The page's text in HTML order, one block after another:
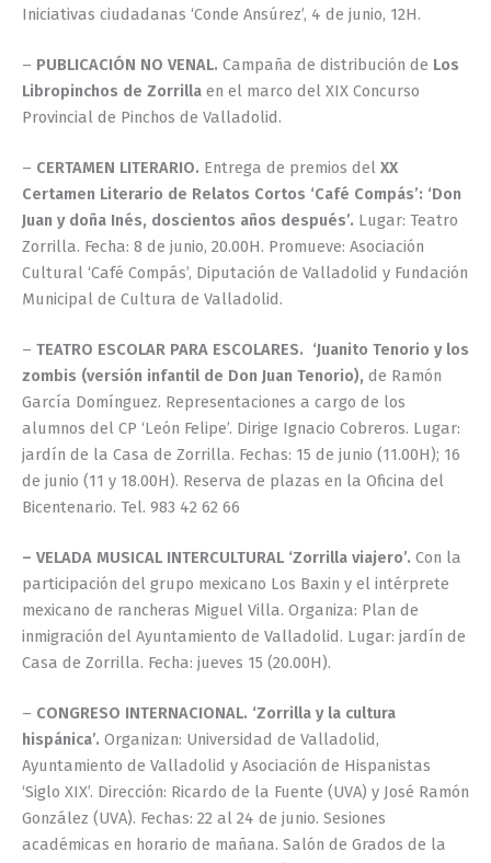
Iniciativas ciudadanas ‘Conde Ansúrez’, 4 de junio, 12H.
– PUBLICACIÓN NO VENAL. Campaña de distribución de Los
Libropinchos de Zorrilla en el marco del XIX Concurso
Provincial de Pinchos de Valladolid.
– CERTAMEN LITERARIO. Entrega de premios del XX
Certamen Literario de Relatos Cortos ‘Café Compás’: ‘Don
Juan y doña Inés, doscientos años después’. Lugar: Teatro
Zorrilla. Fecha: 8 de junio, 20.00H. Promueve: Asociación
Cultural ‘Café Compás’, Diputación de Valladolid y Fundación
Municipal de Cultura de Valladolid.
– TEATRO ESCOLAR PARA ESCOLARES. ‘Juanito Tenorio y los
zombis (versión infantil de Don Juan Tenorio), de Ramón
García Domínguez. Representaciones a cargo de los
alumnos del CP ‘León Felipe’. Dirige Ignacio Cobreros. Lugar:
jardín de la Casa de Zorrilla. Fechas: 15 de junio (11.00H); 16
de junio (11 y 18.00H). Reserva de plazas en la Oficina del
Bicentenario. Tel. 983 42 62 66
– VELADA MUSICAL INTERCULTURAL ‘Zorrilla viajero’. Con la
participación del grupo mexicano Los Baxin y el intérprete
mexicano de rancheras Miguel Villa. Organiza: Plan de
inmigración del Ayuntamiento de Valladolid. Lugar: jardín de
Casa de Zorrilla. Fecha: jueves 15 (20.00H).
– CONGRESO INTERNACIONAL. ‘Zorrilla y la cultura
hispánica’. Organizan: Universidad de Valladolid,
Ayuntamiento de Valladolid y Asociación de Hispanistas
‘Siglo XIX’. Dirección: Ricardo de la Fuente (UVA) y José Ramón
González (UVA). Fechas: 22 al 24 de junio. Sesiones
académicas en horario de mañana. Salón de Grados de la